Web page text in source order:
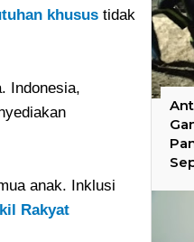
khusus tidak
Indonesia,
anak. Inklusi
Rakyat